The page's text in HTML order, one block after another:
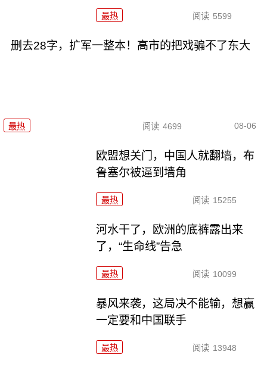
最热 阅读 5599
删去28字，扩军一整本！高市的把戏骗不了东大
最热 阅读 4699 08-06
欧盟想关门，中国人就翻墙，布
鲁塞尔被逼到墙角
最热 阅读 15255
河水干了，欧洲的底裤露出来
了，“生命线”告急
最热 阅读 10099
暴风来袭，这局决不能输，想赢
一定要和中国联手
最热 阅读 13948